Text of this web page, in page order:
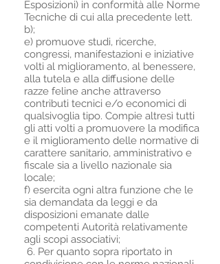
Esposizioni) in conformità alle Norme
Tecniche di cui alla precedente lett.
b);
e) promuove studi, ricerche,
congressi, manifestazioni e iniziative
volti al miglioramento, al benessere,
alla tutela e alla diffusione delle
razze feline anche attraverso
contributi tecnici e/o economici di
qualsivoglia tipo. Compie altresì tutti
gli atti volti a promuovere la modifica
e il miglioramento delle normative di
carattere sanitario, amministrativo e
fiscale sia a livello nazionale sia
locale;
f) esercita ogni altra funzione che le
sia demandata da leggi e da
disposizioni emanate dalle
competenti Autorità relativamente
agli scopi associativi;​
6. Per quanto sopra riportato in